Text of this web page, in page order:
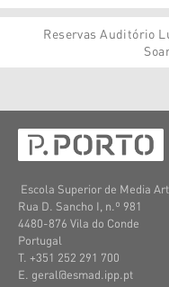
Reservas Auditório
Escola Superior de Media
Rua D. Sancho I, n.º 981
4480-876 Vila do Conde
Portugal
T. +351 252 291 700
E. geral@esmad.ipp.pt